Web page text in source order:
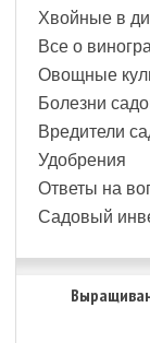
Хвойные в
Все о
Овощные
Болезни
Вредители
Удобрения
Ответы на
Садовый